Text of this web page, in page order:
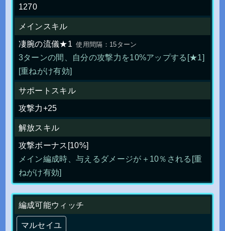
1270
メインスキル
凄腕の流儀★1 使用間隔：15ターン
3ターンの間、自分の攻撃力を10%アップする[★1]
[重ねがけ有効]
サポートスキル
攻撃力+25
解放スキル
攻撃ボーナス[10%]
メイン編成時、与えるダメージが＋10％される[重
ねがけ有効]
編成可能ウィッチ
マルセイユ